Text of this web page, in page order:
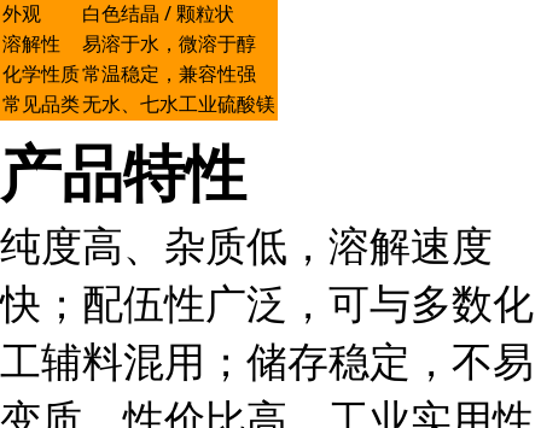
外观
白色结晶 / 颗粒状
溶解性
易溶于水，微溶于醇
化学性质常温稳定，兼容性强
常见品类无水、七水工业硫酸镁
产品特性
纯度高、杂质低，溶解速度
快；配伍性广泛，可与多数化
工辅料混用；储存稳定，不易